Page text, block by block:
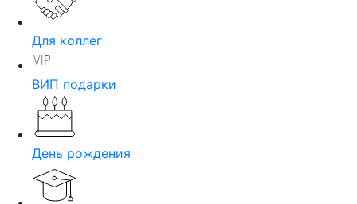
Для коллег
ВИП подарки
День рождения